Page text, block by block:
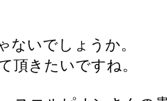
ないでしょうか。
頂きたいですね。